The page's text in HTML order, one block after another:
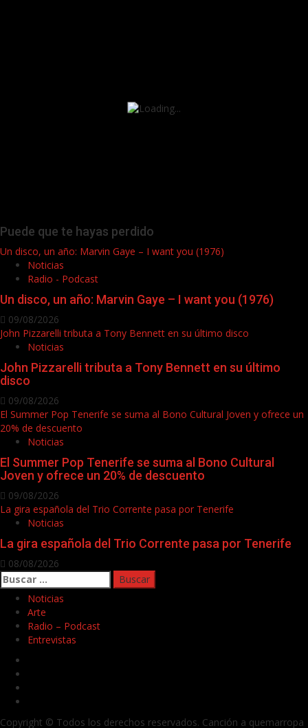
Puede que te hayas perdido
Un disco, un año: Marvin Gaye – I want you (1976)
Noticias
Radio - Podcast
Un disco, un año: Marvin Gaye – I want you (1976)
09/08/2026
John Pizzarelli tributa a Tony Bennett en su último disco
Noticias
John Pizzarelli tributa a Tony Bennett en su último
disco
09/08/2026
El Summer Pop Tenerife se suma al Bono Cultural Joven y ofrece un
20% de descuento
Noticias
El Summer Pop Tenerife se suma al Bono Cultural
Joven y ofrece un 20% de descuento
09/08/2026
La gira española del Trio Corrente pasa por Tenerife
Noticias
La gira española del Trio Corrente pasa por Tenerife
08/08/2026
Buscar:
Noticias
Arte
Radio – Podcast
Entrevistas
Copyright © Todos los derechos reservados. Canción a quemarropa